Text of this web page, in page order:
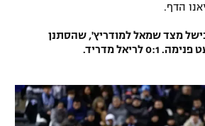
הדף.
בישל מצד שמאל למודריץ', שהסתנן
מדריד.